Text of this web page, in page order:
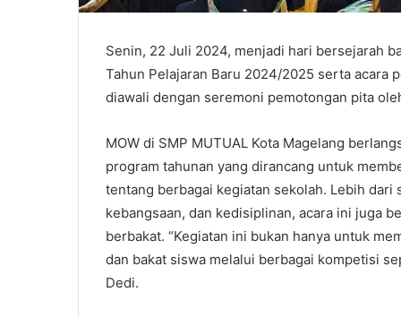
Senin, 22 Juli 2024, menjadi hari bersejarah
Tahun Pelajaran Baru 2024/2025 serta acara
diawali dengan seremoni pemotongan pita
MOW di SMP MUTUAL Kota Magelang
program tahunan yang dirancang untuk
tentang berbagai kegiatan sekolah. Lebih
kebangsaan, dan kedisiplinan, acara ini juga
berbakat. “Kegiatan ini bukan hanya untuk
dan bakat siswa melalui berbagai kompetisi
Dedi.